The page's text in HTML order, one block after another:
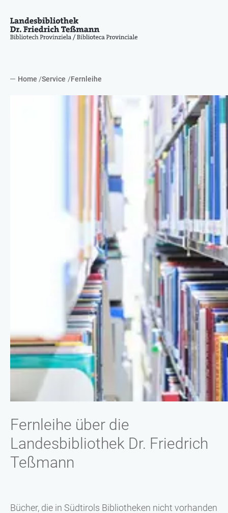
Home Service Fernleihe
Fernleihe über die
Landesbibliothek Dr. Friedrich
Teßmann
Bücher, die in Südtirols Bibliotheken nicht vorhanden